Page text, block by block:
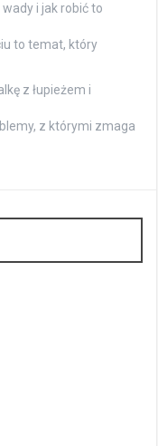
i jak robić to
to temat, który
z łupieżem i
z którymi zmaga